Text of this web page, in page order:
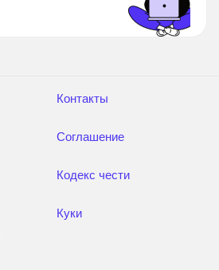
Контакты
Соглашение
Кодекс чести
Куки